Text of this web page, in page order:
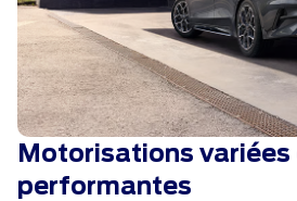
Motorisations variées
performantes